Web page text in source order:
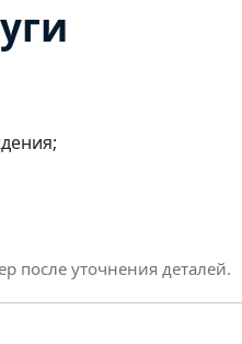
после уточнения деталей.